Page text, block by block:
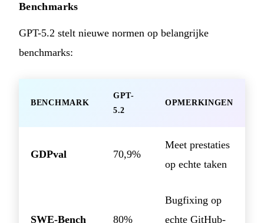
Benchmarks
GPT-5.2 stelt nieuwe normen op belangrijke
benchmarks:
BENCHMARK
GPT-
5.2
OPMERKINGEN
GDPval 70,9%
Meet prestaties
op echte taken
SWE-Bench 80%
Bugfixing op
echte GitHub-